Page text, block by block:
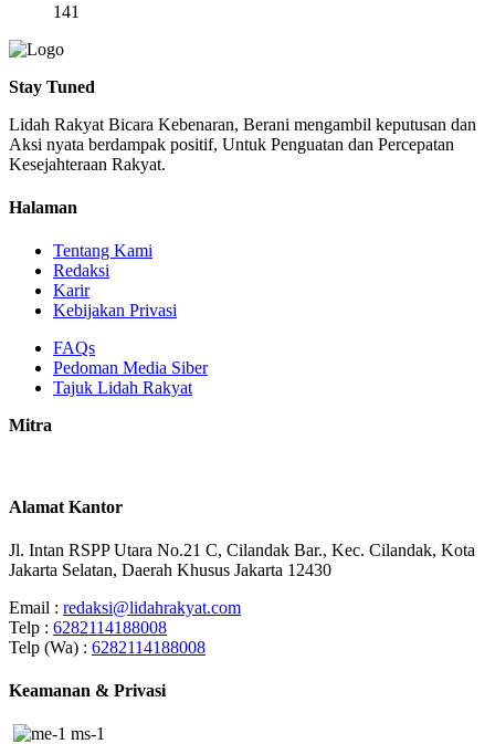
141
Stay Tuned
Lidah Rakyat Bicara Kebenaran, Berani mengambil keputusan dan
Aksi nyata berdampak positif, Untuk Penguatan dan Percepatan
Kesejahteraan Rakyat.
Halaman
Tentang Kami
Redaksi
Karir
Kebijakan Privasi
FAQs
Pedoman Media Siber
Tajuk Lidah Rakyat
Mitra
Alamat Kantor
Jl. Intan RSPP Utara No.21 C, Cilandak Bar., Kec. Cilandak, Kota
Jakarta Selatan, Daerah Khusus Jakarta 12430
Email : redaksi@lidahrakyat.com
Telp : 6282114188008
Telp (Wa) : 6282114188008
Keamanan & Privasi